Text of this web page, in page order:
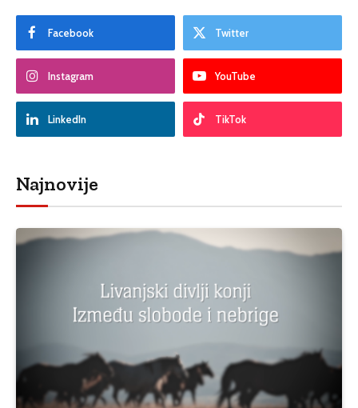
Facebook Twitter
Instagram YouTube
LinkedIn TikTok
Najnovije